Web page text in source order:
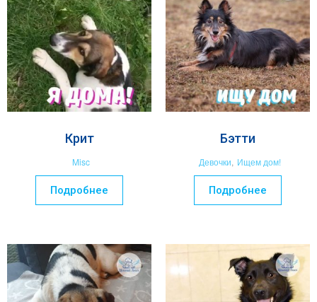
Крит
Misc
Подробнее
Бэтти
Девочки, Ищем дом!
Подробнее